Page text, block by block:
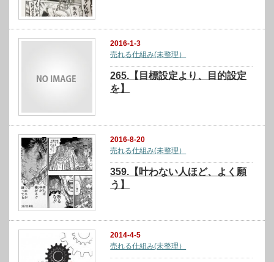
2016-1-3
売れる仕組み(未整理）
265.【目標設定より、目的設定
を】
2016-8-20
売れる仕組み(未整理）
359.【叶わない人ほど、よく願
う】
2014-4-5
売れる仕組み(未整理）